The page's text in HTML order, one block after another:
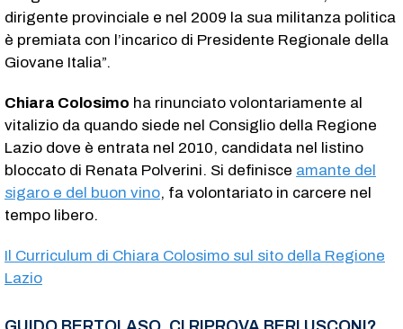
dirigente provinciale e nel 2009 la sua militanza politica
è premiata con l’incarico di Presidente Regionale della
Giovane Italia”.
Chiara Colosimo ha rinunciato volontariamente al
vitalizio da quando siede nel Consiglio della Regione
Lazio dove è entrata nel 2010, candidata nel listino
bloccato di Renata Polverini. Si definisce amante del
sigaro e del buon vino, fa volontariato in carcere nel
tempo libero.
Il Curriculum di Chiara Colosimo sul sito della Regione
Lazio